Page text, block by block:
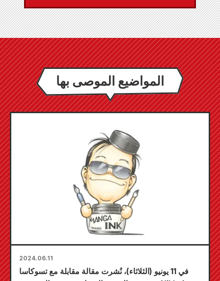
المواضيع الموصى بها
2024.06.11
في 11 يونيو (الثلاثاء)، نُشرت مقالة مقابلة مع تسوكاسا